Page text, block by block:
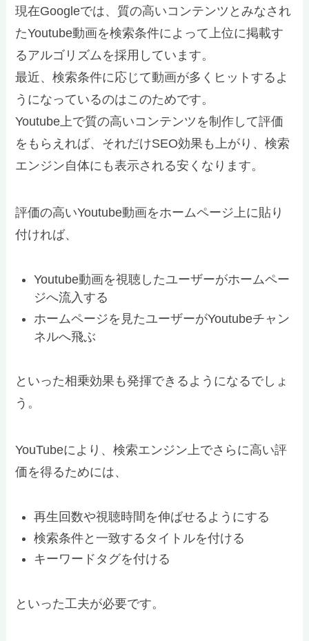
現在Googleでは、質の高いコンテンツとみなされ
たYoutube動画を検索条件によって上位に掲載す
るアルゴリズムを採用しています。
最近、検索条件に応じて動画が多くヒットするよ
うになっているのはこのためです。
Youtube上で質の高いコンテンツを制作して評価
をもらえれば、それだけSEO効果も上がり、検索
エンジン自体にも表示される安くなります。
評価の高いYoutube動画をホームページ上に貼り
付ければ、
Youtube動画を視聴したユーザーがホームペー
ジへ流入する
ホームページを見たユーザーがYoutubeチャン
ネルへ飛ぶ
といった相乗効果も発揮できるようになるでしょ
う。
YouTubeにより、検索エンジン上でさらに高い評
価を得るためには、
再生回数や視聴時間を伸ばせるようにする
検索条件と一致するタイトルを付ける
キーワードタグを付ける
といった工夫が必要です。